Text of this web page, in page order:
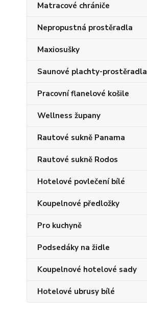
Matracové chrániče
Nepropustná prostěradla
Maxiosušky
Saunové plachty-prostěradla
Pracovní flanelové košile
Wellness župany
Rautové sukně Panama
Rautové sukně Rodos
Hotelové povlečení bílé
Koupelnové předložky
Pro kuchyně
Podsedáky na židle
Koupelnové hotelové sady
Hotelové ubrusy bílé